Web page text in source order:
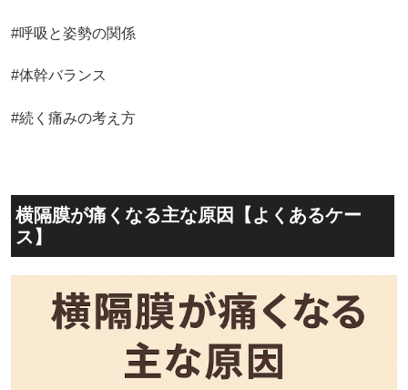
#呼吸と姿勢の関係
#体幹バランス
#続く痛みの考え方
横隔膜が痛くなる主な原因【よくあるケー
ス】